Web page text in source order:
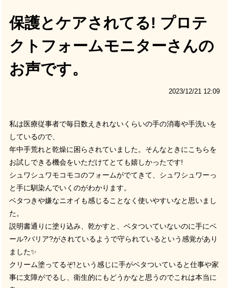
保護とケアされてる! プロテ
クトフォームモニターさんの
お声です。
2023/12/21 12:09
私は医療従事者で毎日数えきれないくらいの手の消毒や手洗いを
しているので、
年中手荒れと乾燥に困らされていました。そんなときにこちらを
お試しできる機会をいただけてとても嬉しかったです!
シュワシュワモコモコのフォームがでてきて、シュワシュワーっ
と手に馴染んでいくのがわかります。
ベタつきや嫌なニオイも感じることなく使いやすいなと思いまし
た。
説明書通りに塗り込み、乾かすと、ベタついていないのに手にベ
ール?バリア?がされているようで守られているという感覚があり
ました✨
クリーム塗ってるぞ!という感じに手がベタついていると仕事や家
事に支障がでるし、衛生的にもどうかなと思うのでこれは本当に